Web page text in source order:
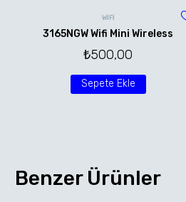
WİFİ
3165NGW Wifi Mini Wireless
₺500,00
Sepete Ekle
Benzer Ürünler